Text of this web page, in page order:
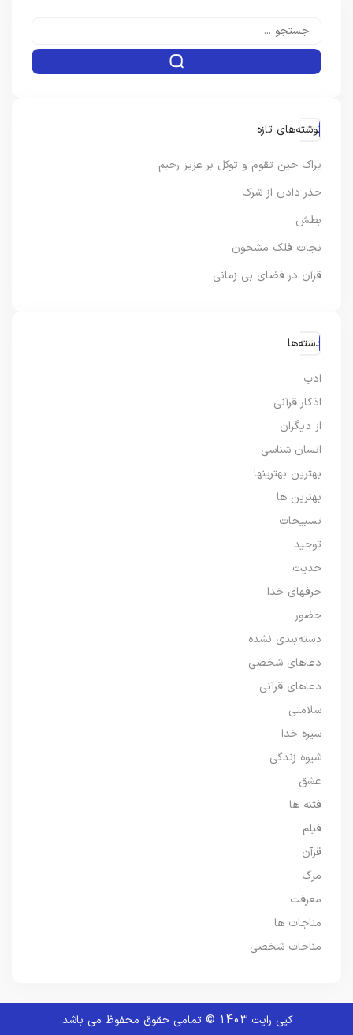
نوشته‌های تازه
یراک حین تقوم و توکل بر عزیز رحیم
حذر دادن از شرک
بطش
نجات فلک مشحون
قرآن در فضای بی زمانی
دسته‌ها
ادب
اذکار قرآنی
از دیگران
انسان شناسی
بهترین بهترینها
بهترین ها
تسبیحات
توحید
حدیث
حرفهای خدا
حضور
دسته‌بندی نشده
دعاهای شخصی
دعاهای قرآنی
سلامتی
سیره خدا
شیوه زندگی
عشق
فتنه ها
فیلم
قرآن
مرگ
معرفت
مناجات ها
مناحات شخصی
کپی رایت 1403 © تمامی حقوق محفوظ می باشد.